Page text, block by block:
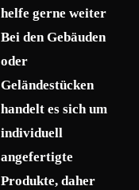
helfe gerne weiter
Bei den Gebäuden
oder
Geländestücken
handelt es sich um
individuell
angefertigte
Produkte, daher